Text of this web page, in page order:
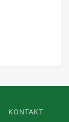
KONTAKT